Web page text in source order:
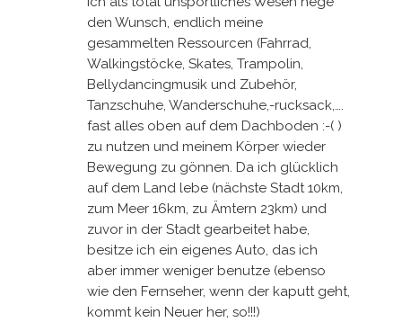
den Wunsch, endlich meine
gesammelten Ressourcen (Fahrrad,
Walkingstöcke, Skates, Trampolin,
Bellydancingmusik und Zubehör,
Tanzschuhe, Wanderschuhe,-rucksack,….
fast alles oben auf dem Dachboden :-( )
zu nutzen und meinem Körper wieder
Bewegung zu gönnen. Da ich glücklich
auf dem Land lebe (nächste Stadt 10km,
zum Meer 16km, zu Ämtern 23km) und
zuvor in der Stadt gearbeitet habe,
besitze ich ein eigenes Auto, das ich
aber immer weniger benutze (ebenso
wie den Fernseher, wenn der kaputt geht,
kommt kein Neuer her, so!!!)